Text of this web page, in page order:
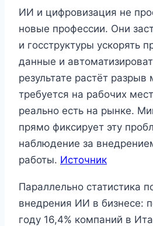
ИИ и цифровизация не
новые профессии. Они
и госструктуры ускорять
данные и
результате растёт
требуется на рабочих
реально есть на рынке.
прямо фиксирует эту
наблюдение за
работы. Источник
Параллельно статистика
внедрения ИИ в бизнесе:
году 16,4% компаний в